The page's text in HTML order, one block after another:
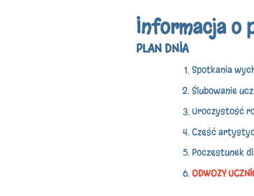
Informacja o
PLAN DNIA
Spotkania
Ślubowanie
Uroczystość
Część
Poczęstunek
ODWOZY